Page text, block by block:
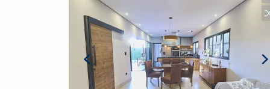
e banheiro Canil com 3 vagas e
quartinho para ração